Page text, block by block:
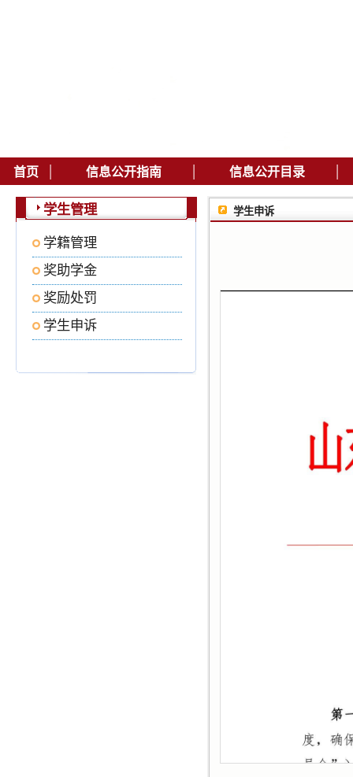
首页 | 信息公开指南 | 信息公开目录 |
学生管理
学籍管理
奖助学金
奖励处罚
学生申诉
学生申诉